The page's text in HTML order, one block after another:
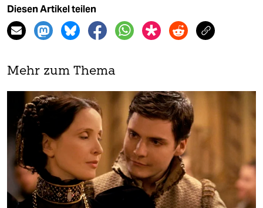
Diesen Artikel teilen
Mehr zum Thema